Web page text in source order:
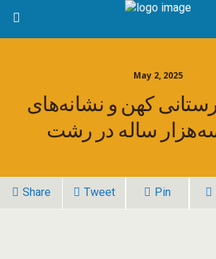
May 2, 2025
کهن و نشانه‌های
ساله در رشت
Share Tweet Pin